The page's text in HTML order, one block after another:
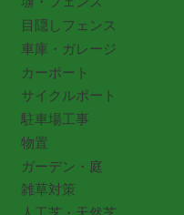
目隠しフェンス
車庫・ガレージ
カーポート
サイクルポート
駐車場工事
物置
ガーデン・庭
雑草対策